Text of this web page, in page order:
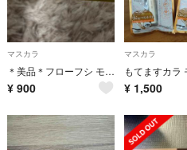
マスカラ
＊美品＊フローフシ モテマスカラ MOTEMASCARA SEPARATE NATURAL 2
¥ 900
マスカラ
¥ 1,500